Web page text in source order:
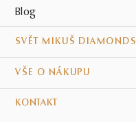
Blog
SVĚT MIKUŠ DIAMONDS
VŠE O NÁKUPU
KONTAKT